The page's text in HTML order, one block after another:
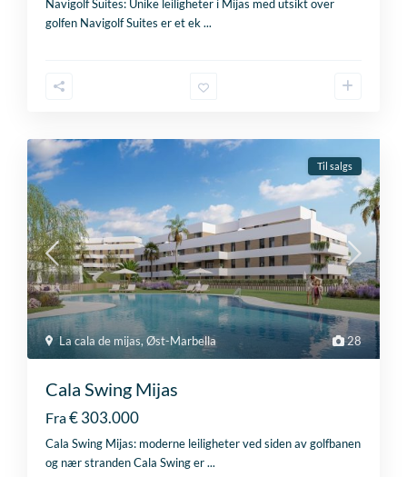
Navigolf Suites: Unike leiligheter i Mijas med utsikt over
golfen Navigolf Suites er et ek...
28
La cala de mijas,Øst-Marbella
Til salgs
Cala Swing Mijas
Fra€ 303.000
Cala Swing Mijas: moderne leiligheter ved siden av golfbanen
og nær stranden Cala Swing er...